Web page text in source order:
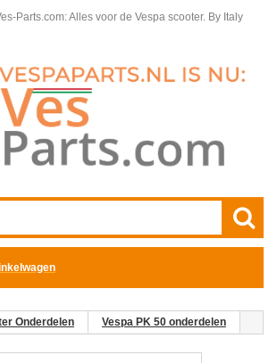
Parts.com: Alles voor de Vespa scooter. By Italy
Onderdelen
Vespa PK 50 onderdelen